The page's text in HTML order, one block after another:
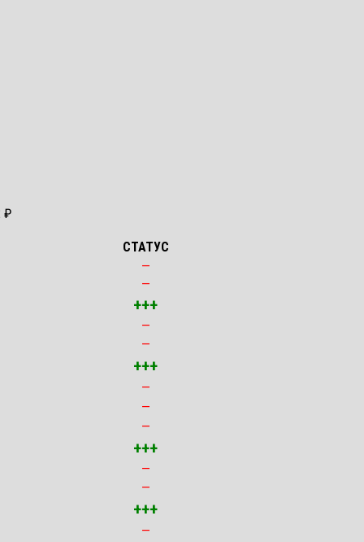
₽
СТАТУС
—
—
+++
—
—
+++
—
—
—
+++
—
—
+++
—